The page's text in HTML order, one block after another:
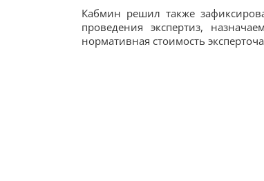
Кабмин решил также
проведения экспертиз,
нормативная стоимость